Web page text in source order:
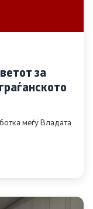
за
меѓу Владата